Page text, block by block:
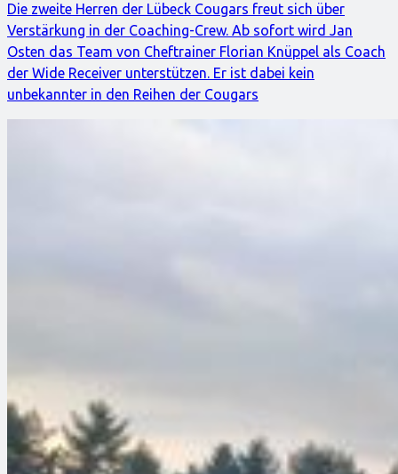
Die zweite Herren der Lübeck Cougars freut sich über
Verstärkung in der Coaching-Crew. Ab sofort wird Jan
Osten das Team von Cheftrainer Florian Knüppel als Coach
der Wide Receiver unterstützen. Er ist dabei kein
unbekannter in den Reihen der Cougars